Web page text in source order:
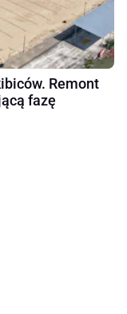
Remont
fazę